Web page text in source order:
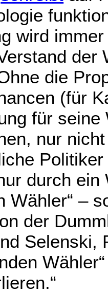
wird
der
die
(für
für
nur
durch ein
Wähler“ –
der
Selenski,